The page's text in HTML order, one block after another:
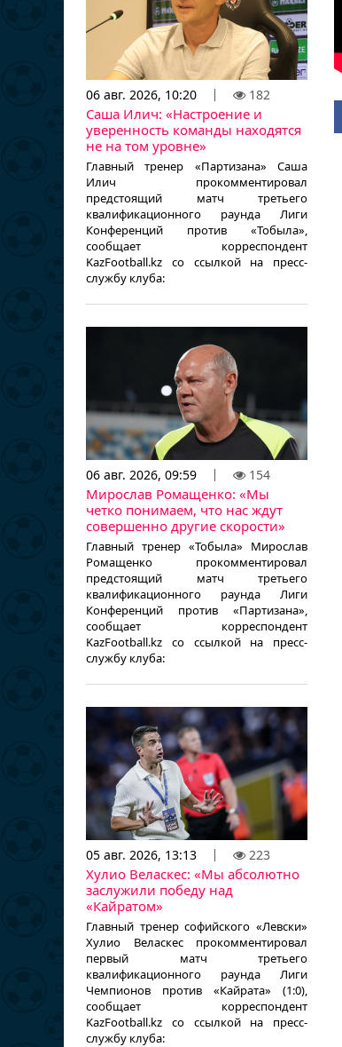
06 авг. 2026, 10:20 182
Саша Илич: «Настроение и
уверенность команды находятся
не на том уровне»
Главный тренер «Партизана» Саша
Илич прокомментировал
предстоящий матч третьего
квалификационного раунда Лиги
Конференций против «Тобыла»,
сообщает корреспондент
KazFootball.kz со ссылкой на пресс-
службу клуба:
06 авг. 2026, 09:59 154
Мирослав Ромащенко: «Мы
четко понимаем, что нас ждут
совершенно другие скорости»
Главный тренер «Тобыла» Мирослав
Ромащенко прокомментировал
предстоящий матч третьего
квалификационного раунда Лиги
Конференций против «Партизана»,
сообщает корреспондент
KazFootball.kz со ссылкой на пресс-
службу клуба:
05 авг. 2026, 13:13 223
Хулио Веласкес: «Мы абсолютно
заслужили победу над
«Кайратом»
Главный тренер софийского «Левски»
Хулио Веласкес прокомментировал
первый матч третьего
квалификационного раунда Лиги
Чемпионов против «Кайрата» (1:0),
сообщает корреспондент
KazFootball.kz со ссылкой на пресс-
службу клуба: